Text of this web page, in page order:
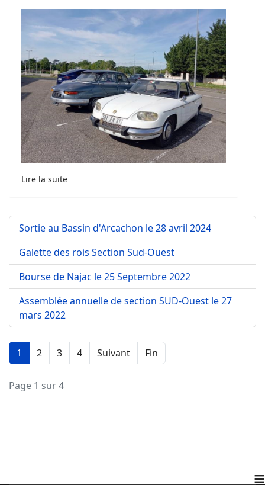
Lire la suite
Sortie au Bassin d'Arcachon le 28 avril 2024
Galette des rois Section Sud-Ouest
Bourse de Najac le 25 Septembre 2022
Assemblée annuelle de section SUD-Ouest le 27
mars 2022
1 2 3 4 Suivant Fin
Page 1 sur 4
≡